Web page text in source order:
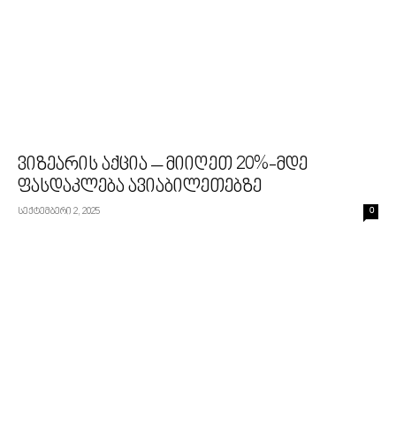
ვიზეარის აქცია – მიიღეთ 20%-მდე
ფასდაკლება ავიაბილეთებზე
სექტემბერი 2, 2025 0